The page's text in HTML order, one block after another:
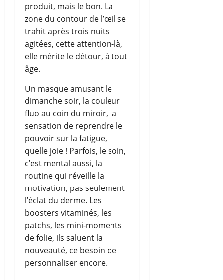
produit, mais le bon. La
zone du contour de l’œil se
trahit après trois nuits
agitées, cette attention-là,
elle mérite le détour, à tout
âge.
Un masque amusant le
dimanche soir, la couleur
fluo au coin du miroir, la
sensation de reprendre le
pouvoir sur la fatigue,
quelle joie ! Parfois, le soin,
c’est mental aussi, la
routine qui réveille la
motivation, pas seulement
l’éclat du derme. Les
boosters vitaminés, les
patchs, les mini-moments
de folie, ils saluent la
nouveauté, ce besoin de
personnaliser encore.